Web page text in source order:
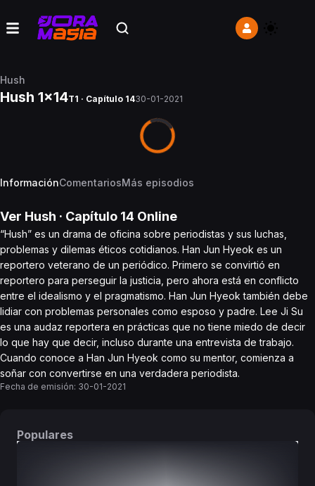
Hush
Hush 1x14T1 · Capítulo 1430-01-2021
InformaciónComentariosMás episodios
Ver Hush · Capítulo 14 Online
“Hush” es un drama de oficina sobre periodistas y sus luchas,
problemas y dilemas éticos cotidianos. Han Jun Hyeok es un
reportero veterano de un periódico. Primero se convirtió en
reportero para perseguir la justicia, pero ahora está en conflicto
entre el idealismo y el pragmatismo. Han Jun Hyeok también debe
lidiar con problemas personales como esposo y padre. Lee Ji Su
es una audaz reportera en prácticas que no tiene miedo de decir
lo que hay que decir, incluso durante una entrevista de trabajo.
Cuando conoce a Han Jun Hyeok como su mentor, comienza a
soñar con convertirse en una verdadera periodista.
Fecha de emisión: 30-01-2021
Populares